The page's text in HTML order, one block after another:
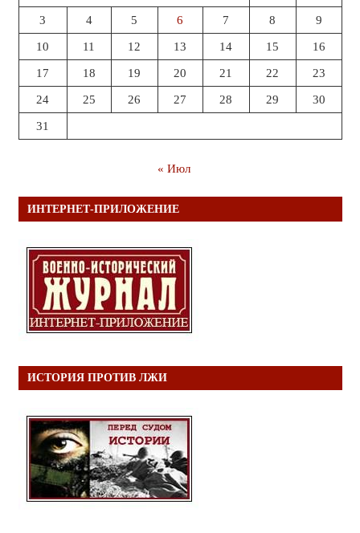
3 4 5 6 7 8 9
10 11 12 13 14 15 16
17 18 19 20 21 22 23
24 25 26 27 28 29 30
31
« Июл
ИНТЕРНЕТ-ПРИЛОЖЕНИЕ
ИСТОРИЯ ПРОТИВ ЛЖИ